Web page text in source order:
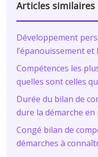
Articles similaires
Développement
l’épanouissement
Compétences les
quelles sont celles
Durée du bilan de
dure la démarche
Congé bilan de
démarches à